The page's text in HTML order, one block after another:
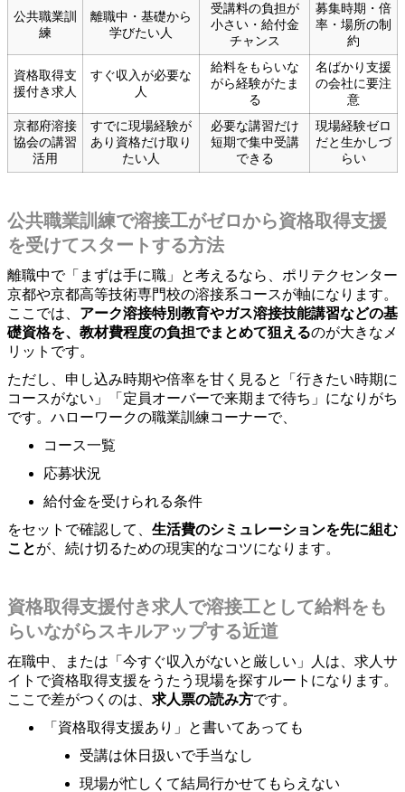
公共職業訓
練
離職中・基礎から
学びたい人
受講料の負担が
小さい・給付金
チャンス
募集時期・倍
率・場所の制
約
資格取得支
援付き求人
すぐ収入が必要な
人
給料をもらいな
がら経験がたま
る
名ばかり支援
の会社に要注
意
京都府溶接
協会の講習
活用
すでに現場経験が
あり資格だけ取り
たい人
必要な講習だけ
短期で集中受講
できる
現場経験ゼロ
だと生かしづ
らい
公共職業訓練で溶接工がゼロから資格取得支援
を受けてスタートする方法
離職中で「まずは手に職」と考えるなら、ポリテクセンター
京都や京都高等技術専門校の溶接系コースが軸になります。
ここでは、 アーク溶接特別教育やガス溶接技能講習などの基
礎資格を、教材費程度の負担でまとめて狙えるのが大きなメ
リットです。
ただし、申し込み時期や倍率を甘く見ると「行きたい時期に
コースがない」「定員オーバーで来期まで待ち」になりがち
です。ハローワークの職業訓練コーナーで、
コース一覧
応募状況
給付金を受けられる条件
をセットで確認して、 生活費のシミュレーションを先に組む
ことが、続け切るための現実的なコツになります。
資格取得支援付き求人で溶接工として給料をも
らいながらスキルアップする近道
在職中、または「今すぐ収入がないと厳しい」人は、求人サ
イトで資格取得支援をうたう現場を探すルートになります。
ここで差がつくのは、 求人票の読み方です。
「資格取得支援あり」と書いてあっても
受講は休日扱いで手当なし
現場が忙しくて結局行かせてもらえない